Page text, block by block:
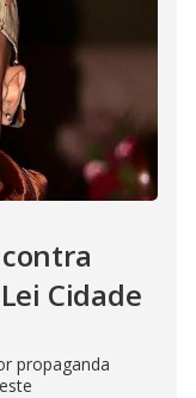
Cidade
propaganda